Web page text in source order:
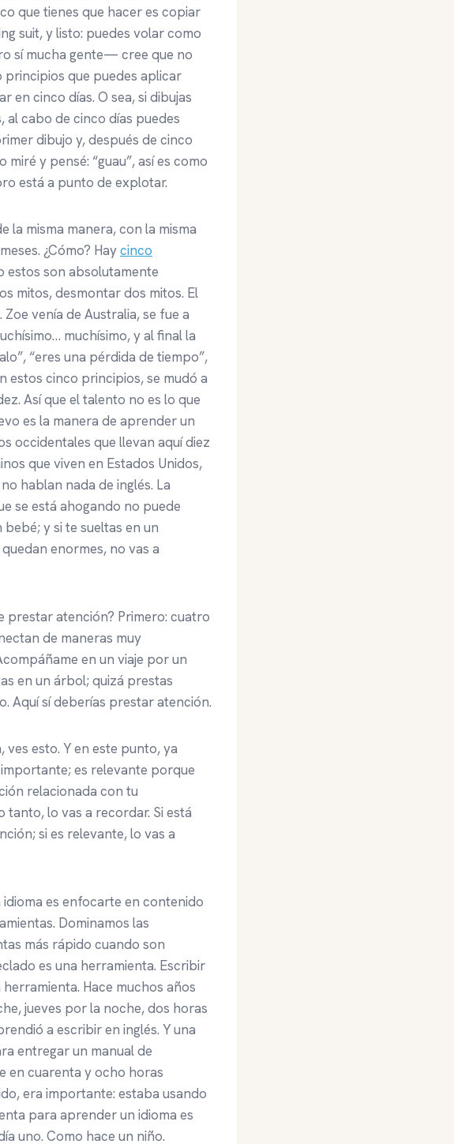
que tienes que hacer es copiar
suit, y listo: puedes volar como
sí mucha gente— cree que no
principios que puedes aplicar
en cinco días. O sea, si dibujas
al cabo de cinco días puedes
dibujo y, después de cinco
y pensé: “guau”, así es como
está a punto de explotar.
la misma manera, con la misma
¿Cómo? Haycinco
estos son absolutamente
mitos, desmontar dos mitos. El
venía de Australia, se fue a
muchísimo, y al final la
“eres una pérdida de tiempo”,
estos cinco principios, se mudó a
Así que el talento no es lo que
es la manera de aprender un
occidentales que llevan aquí diez
que viven en Estados Unidos,
hablan nada de inglés. La
se está ahogando no puede
y si te sueltas en un
enormes, no vas a
prestar atención? Primero: cuatro
de maneras muy
en un viaje por un
en un árbol; quizá prestas
Aquí sí deberías prestar atención.
esto. Y en este punto, ya
es relevante porque
relacionada con tu
lo vas a recordar. Si está
si es relevante, lo vas a
es enfocarte en contenido
Dominamos las
más rápido cuando son
es una herramienta. Escribir
Hace muchos años
jueves por la noche, dos horas
a escribir en inglés. Y una
entregar un manual de
en cuarenta y ocho horas
era importante: estaba usando
para aprender un idioma es
uno. Como hace un niño.